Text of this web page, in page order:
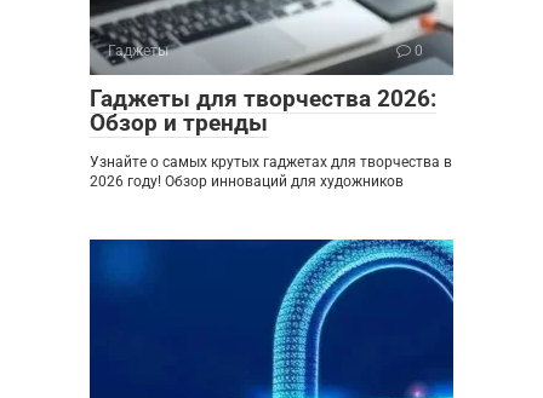
Гаджеты 0
Гаджеты для творчества 2026:
Обзор и тренды
Узнайте о самых крутых гаджетах для творчества в
2026 году! Обзор инноваций для художников